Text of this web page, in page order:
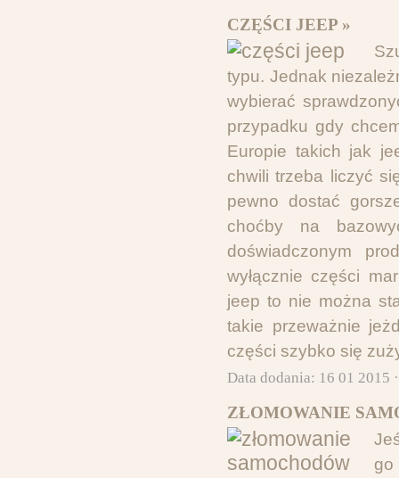
CZĘŚCI JEEP »
typu. Jednak
wybierać
przypadku gdy
Europie takich jak
chwili trzeba liczyć
pewno dostać
choćby na
doświadczonym
wyłącznie części
jeep to nie można
takie przeważnie
części szybko się
Data dodania: 16 01 2015
ZŁOMOWANIE